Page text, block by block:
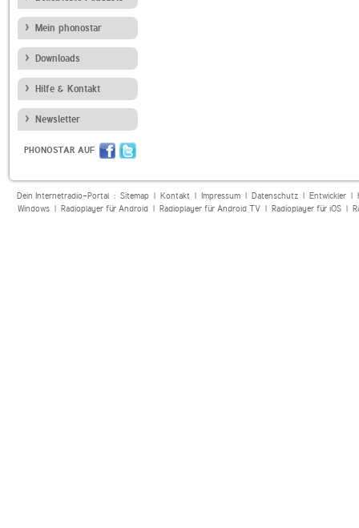
Mein phonostar
Downloads
Hilfe & Kontakt
Newsletter
PHONOSTAR AUF
Dein Internetradio-Portal : Sitemap| Kontakt| Impressum| Datenschutz| Entwickler|
Windows| Radioplayer für Android| Radioplayer für Android TV| Radioplayer für iOS|